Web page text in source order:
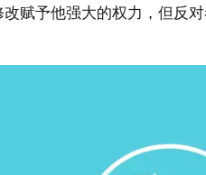
赋予他强大的权力，但反